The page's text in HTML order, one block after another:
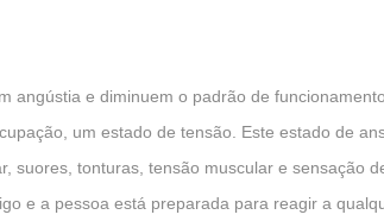
angústia e diminuem o padrão de
um estado de tensão. Este estado de
suores, tonturas, tensão muscular e sensação
e a pessoa está preparada para reagir a